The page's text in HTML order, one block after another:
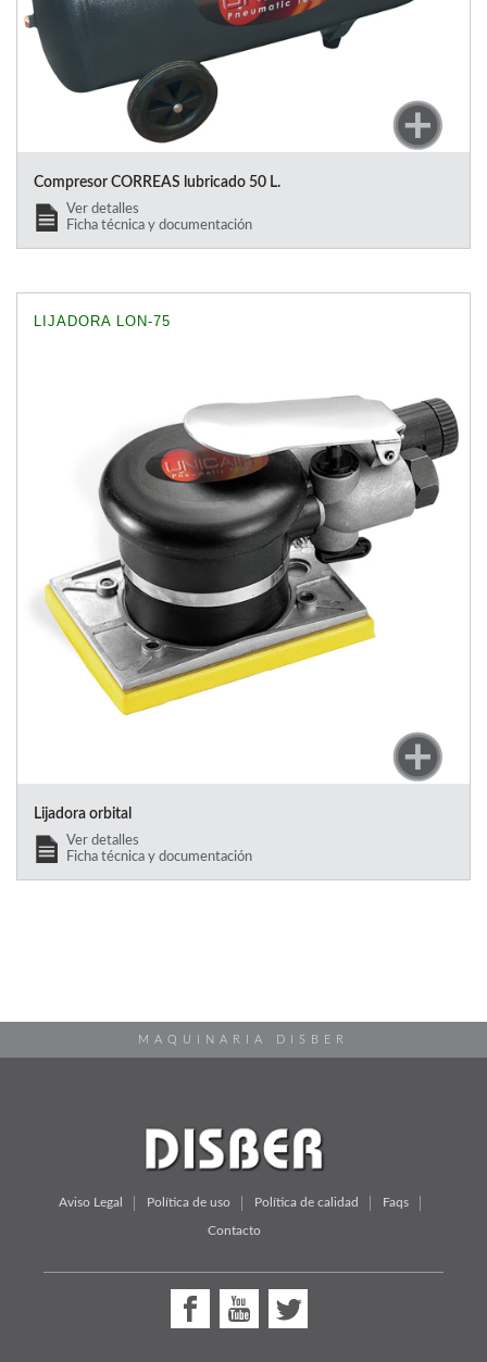
Compresor CORREAS lubricado 50 L.
Ver detalles
Ficha técnica y documentación
LIJADORA LON-75
Lijadora orbital
Ver detalles
Ficha técnica y documentación
MAQUINARIA DISBER
Aviso Legal Política de uso Política de calidad Faqs
Contacto